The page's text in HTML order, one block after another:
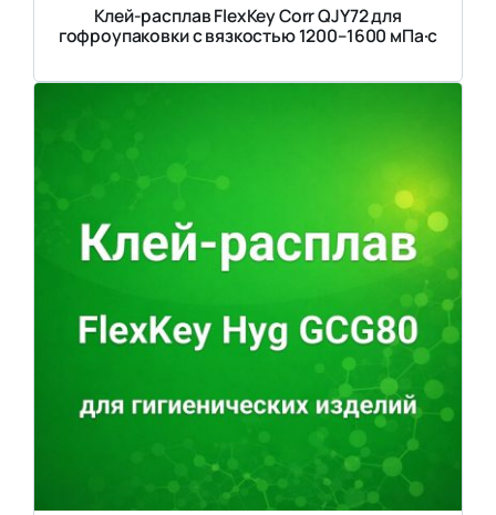
Клей-расплав FlexKey Corr QJY72 для
гофроупаковки с вязкостью 1200–1600 мПа·с